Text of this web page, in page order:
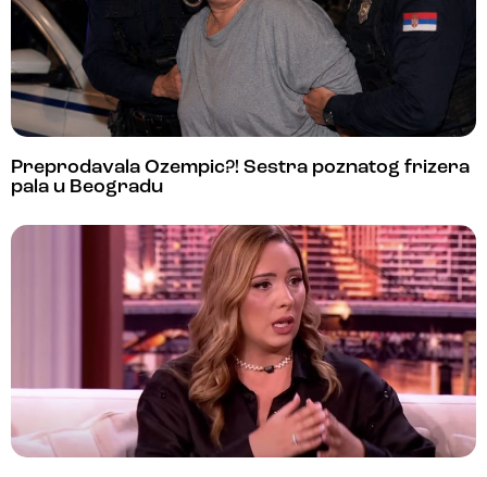
Preprodavala Ozempic?! Sestra poznatog frizera
pala u Beogradu